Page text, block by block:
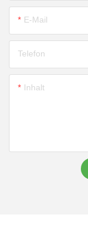
E-Mail
Telefon
Inhalt